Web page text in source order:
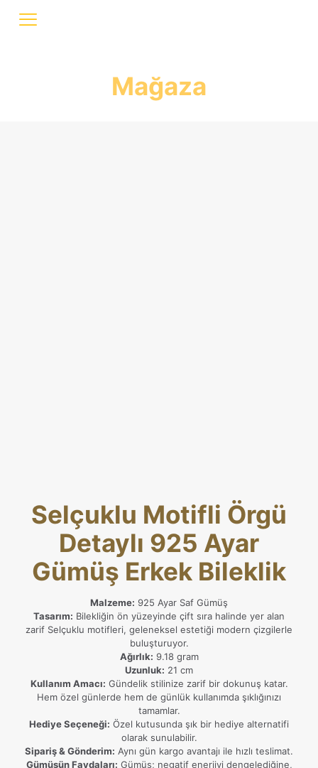
Mağaza
Selçuklu Motifli Örgü
Detaylı 925 Ayar
Gümüş Erkek Bileklik
Malzeme: 925 Ayar Saf Gümüş
Tasarım: Bilekliğin ön yüzeyinde çift sıra halinde yer alan
zarif Selçuklu motifleri, geleneksel estetiği modern çizgilerle
buluşturuyor.
Ağırlık: 9.18 gram
Uzunluk: 21 cm
Kullanım Amacı: Gündelik stilinize zarif bir dokunuş katar.
Hem özel günlerde hem de günlük kullanımda şıklığınızı
tamamlar.
Hediye Seçeneği: Özel kutusunda şık bir hediye alternatifi
olarak sunulabilir.
Sipariş & Gönderim: Aynı gün kargo avantajı ile hızlı teslimat.
Gümüşün Faydaları: Gümüş; negatif enerjiyi dengelediğine,